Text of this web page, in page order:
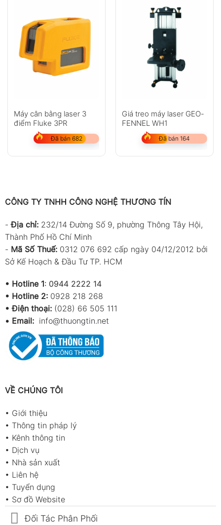
Máy cân bằng laser 3
điểm Fluke 3PR
Đã bán 682
Giá treo máy laser GEO-
FENNEL WH1
Đã bán 164
CÔNG TY TNHH CÔNG NGHỆ THƯƠNG TÍN
-Địa chỉ: 232/14 Đường Số 9, phường Thông Tây Hội,
Thành Phố Hồ Chí Minh
- Mã Số Thuế: 0312 076 692 cấp ngày 04/12/2012 bởi
Sở Kế Hoạch & Đầu Tư TP. HCM
• Hotline 1: 0944 2222 14
• Hotline 2: 0928 218 268
• Điện thoại: (028) 66 505 111
• Email: info@thuongtin.net
VỀ CHÚNG TÔI
• Giới thiệu
• Thông tin pháp lý
• Kênh thông tin
• Dịch vụ
• Nhà sản xuất
• Liên hệ
• Tuyển dụng
• Sơ đồ Website
Đối Tác Phân Phối